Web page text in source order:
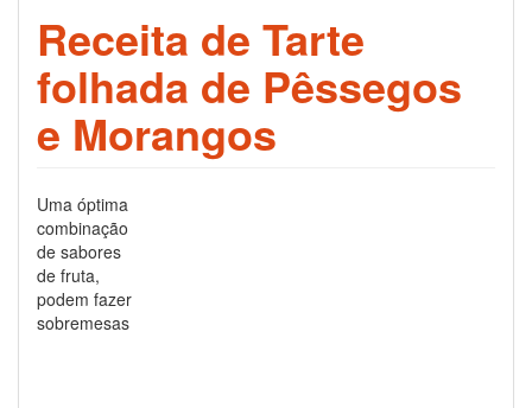
Receita de Tarte
folhada de Pêssegos
e Morangos
Uma óptima
combinação
de sabores
de fruta,
podem fazer
sobremesas